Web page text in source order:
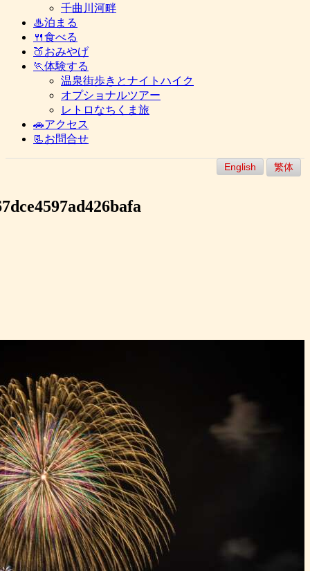
千曲川河畔
♨泊まる
🍴食べる
🍑おみやげ
🏃体験する
温泉街歩きとナイトハイク
オプショナルツアー
レトロなちくま旅
🚗アクセス
📃お問合せ
English 繁体